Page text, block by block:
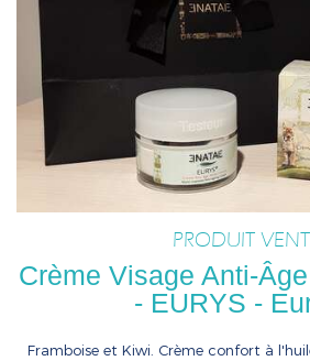
PRODUIT
Crème Visage Anti-
- EURYS -
Framboise et Kiwi. Crème confort à